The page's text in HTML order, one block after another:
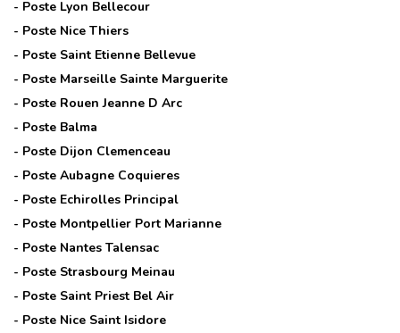
- Poste Lyon Bellecour
- Poste Nice Thiers
- Poste Saint Etienne Bellevue
- Poste Marseille Sainte Marguerite
- Poste Rouen Jeanne D Arc
- Poste Balma
- Poste Dijon Clemenceau
- Poste Aubagne Coquieres
- Poste Echirolles Principal
- Poste Montpellier Port Marianne
- Poste Nantes Talensac
- Poste Strasbourg Meinau
- Poste Saint Priest Bel Air
- Poste Nice Saint Isidore